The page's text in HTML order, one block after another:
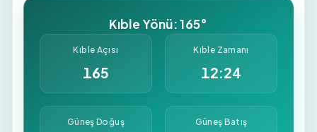
Kıble Yönü: 165°
Kıble Açısı
165
Kıble Zamanı
12:24
Güneş Doğuş Güneş Batış